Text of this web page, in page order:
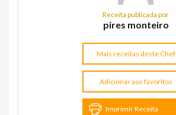
Receita publicada por
pires monteiro
Mais receitas deste Chef
Adicionar aos favoritos
Imprimir Receita